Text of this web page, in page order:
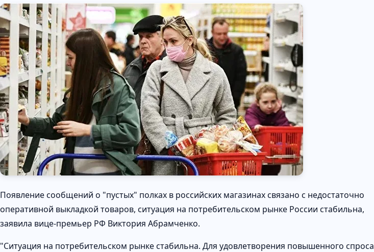
Появление сообщений о "пустых" полках в российских магазинах связано с недостаточно
оперативной выкладкой товаров, ситуация на потребительском рынке России стабильна,
заявила вице-премьер РФ Виктория Абрамченко.
"Ситуация на потребительском рынке стабильна. Для удовлетворения повышенного спроса